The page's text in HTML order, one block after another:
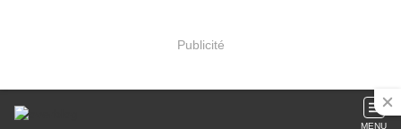
Publicité
MENU